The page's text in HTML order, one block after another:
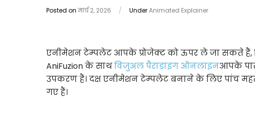
Posted onमार्च 2, 2026 / UnderAnimated Explainer
एनीमेशन टेम्पलेट आपके प्रोजेक्ट को ऊपर ले जा सकते
AniFuzion के साथविजुअल पैराडाइग ऑनलाइनआपके
उपकरण हैं। दक्ष एनीमेशन टेम्पलेट बनाने के लिए पांच
गए हैं।